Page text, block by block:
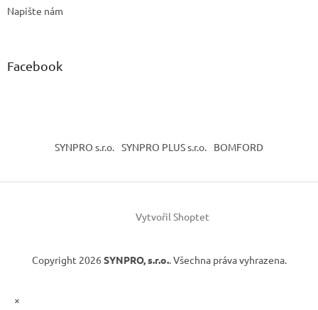
Napište nám
Facebook
SYNPRO s.r.o. SYNPRO PLUS s.r.o. BOMFORD
Vytvořil Shoptet
Copyright 2026 SYNPRO, s.r.o.. Všechna práva vyhrazena.
×